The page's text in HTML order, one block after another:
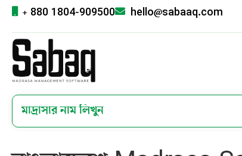
+ 880 1804-909500 hello@sabaaq.com